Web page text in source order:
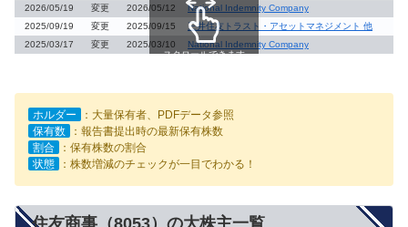
2026/05/19 変更 2026/05/12
National Indemnity Company
2025/09/19
変更 2025/09/15
三井住友トラスト・アセットマネジメント 他
2025/03/17
変更 2025/03/10
National Indemnity Company
スクロールできます
ホルダー
：大量保有者、PDFデータ参照
保有数
：報告書提出時の最新保有株数
割合
：保有株数の割合
状態
：株数増減のチェックが一目でわかる！
住友商事（8053）の大株主一覧